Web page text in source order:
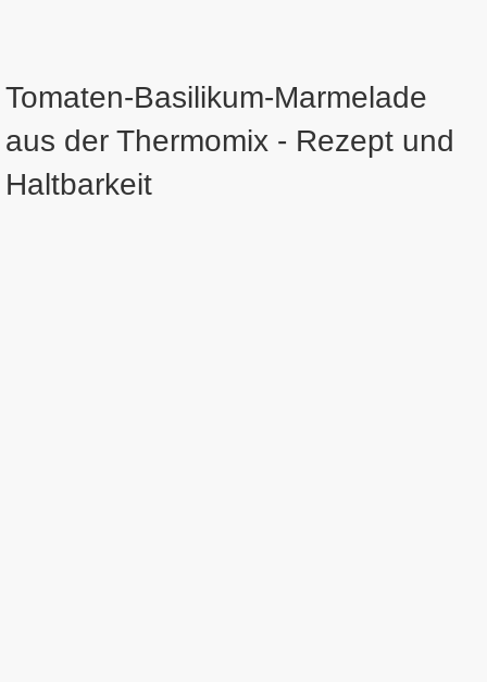
Tomaten-Basilikum-Marmelade
aus der Thermomix - Rezept und
Haltbarkeit